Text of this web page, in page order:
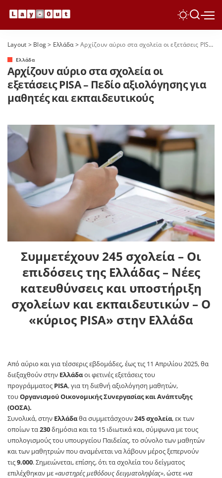
Layout > Blog> Ελλάδα>Αρχίζουν αύριο στα σχολεία οι εξετάσεις PISA – Πεδίο αξιολόγησης για μαθητές και εκπαιδευτικούς
Ελλάδα
Αρχίζουν αύριο στα σχολεία οι
εξετάσεις PISA – Πεδίο αξιολόγησης για
μαθητές και εκπαιδευτικούς
Συμμετέχουν 245 σχολεία – Οι
επιδόσεις της Ελλάδας – Νέες
κατευθύνσεις και υποστήριξη
σχολείων και εκπαιδευτικών – Ο
«κύριος PISA» στην Ελλάδα
Aπό αύριο και για τέσσερις εβδομάδες, έως τις 11 Απριλίου 2025, θα
διεξαχθούν στην Ελλάδαοι φετινές εξετάσεις του
προγράμματος PISA, για τη διεθνή αξιολόγηση μαθητών,
τουΟργανισμού Οικονομικής Συνεργασίας και Ανάπτυξης
(OOΣΑ).
Συνολικά, στην Ελλάδαθα συμμετάσχουν245 σχολεία, εκ των
οποίων τα 230δημόσια και τα 15 ιδιωτικά και, σύμφωνα με τους
υπολογισμούς του υπουργείου Παιδείας, το σύνολο των μαθητών
και των μαθητριών που αναμένεται να λάβουν μέρος ξεπερνούν
τις9.000. Σημειώνεται, επίσης, ότι τα σχολεία του δείγματος
επιλέχθηκαν με«αυστηρές μεθόδους δειγματοληψίας», ώστε«να